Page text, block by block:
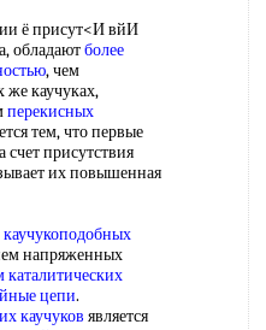
ё присут<И вйИ
обладаютболее
, чем
же каучуках,
перекисных
тем, что первые
счет присутствия
их повышенная
каучукоподобных
напряженных
каталитических
цепи.
каучуков является